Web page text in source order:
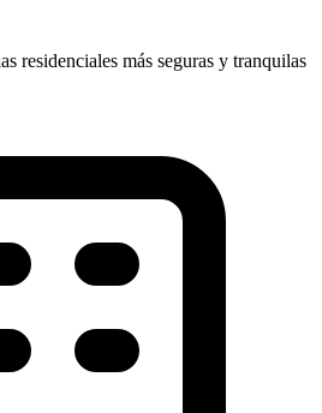
residenciales más seguras y tranquilas